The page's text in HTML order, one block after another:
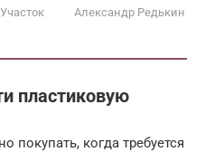
Участок Александр Редькин
пластиковую
покупать, когда требуется